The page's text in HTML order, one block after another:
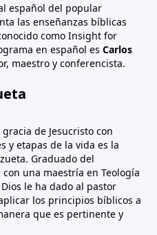
español del popular
las enseñanzas bíblicas
como Insight for
en español es Carlos
maestro y conferencista.
de Jesucristo con
y etapas de la vida es la
Graduado del
una maestría en Teología
le ha dado al pastor
los principios bíblicos a
que es pertinente y